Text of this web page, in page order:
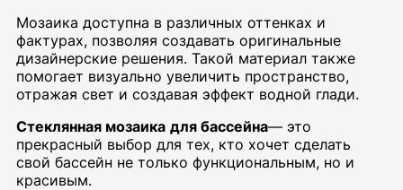
Мозаика доступна в различных оттенках и
фактурах, позволяя создавать оригинальные
дизайнерские решения. Такой материал также
помогает визуально увеличить пространство,
отражая свет и создавая эффект водной глади.
Стеклянная мозаика для бассейна— это
прекрасный выбор для тех, кто хочет сделать
свой бассейн не только функциональным, но и
красивым.